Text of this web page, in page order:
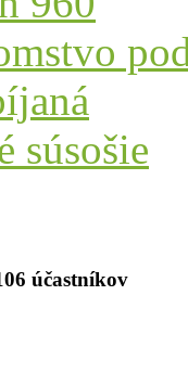
súsošie
účastníkov